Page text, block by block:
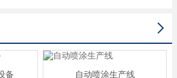

备 自动喷涂生产线